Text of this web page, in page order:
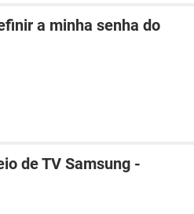
a minha senha do
de TV Samsung -